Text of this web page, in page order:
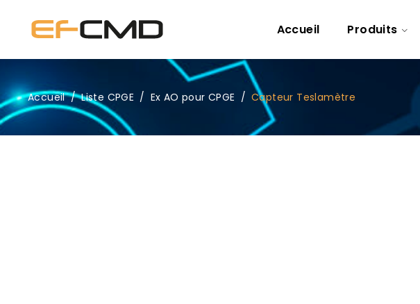
Accueil Produits
Accueil / Liste CPGE / Ex AO pour CPGE / Capteur Teslamètre